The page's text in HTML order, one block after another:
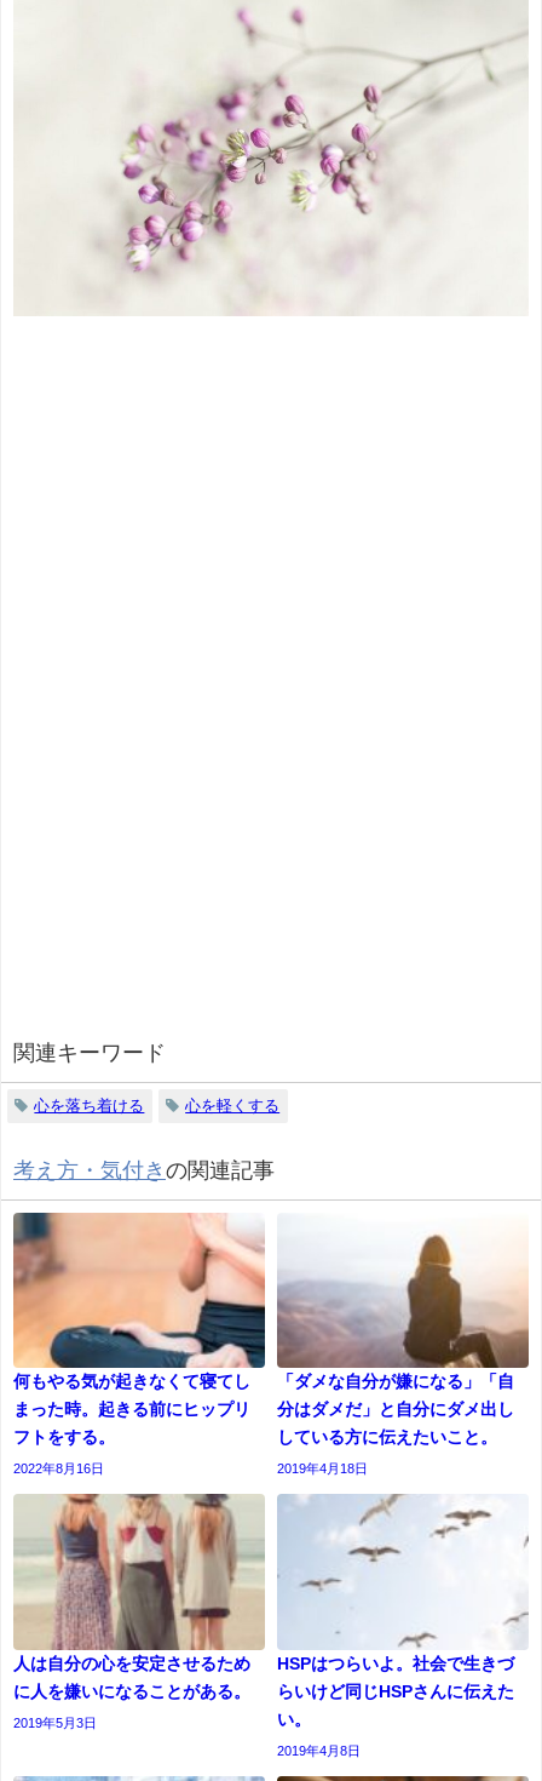
関連キーワード
心を落ち着ける 心を軽くする
考え方・気付き の関連記事
何もやる気が起きなくて寝てし
まった時。起きる前にヒップリ
フトをする。
2022年8月16日
「ダメな自分が嫌になる」「自
分はダメだ」と自分にダメ出し
している方に伝えたいこと。
2019年4月18日
人は自分の心を安定させるため
に人を嫌いになることがある。
2019年5月3日
HSPはつらいよ。社会で生きづ
らいけど同じHSPさんに伝えた
い。
2019年4月8日